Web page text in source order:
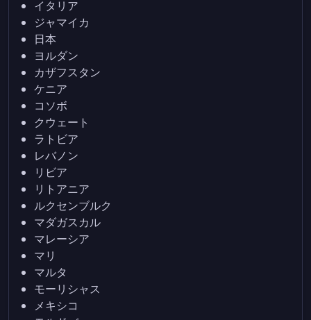
イタリア
ジャマイカ
日本
ヨルダン
カザフスタン
ケニア
コソボ
クウェート
ラトビア
レバノン
リビア
リトアニア
ルクセンブルク
マダガスカル
マレーシア
マリ
マルタ
モーリシャス
メキシコ